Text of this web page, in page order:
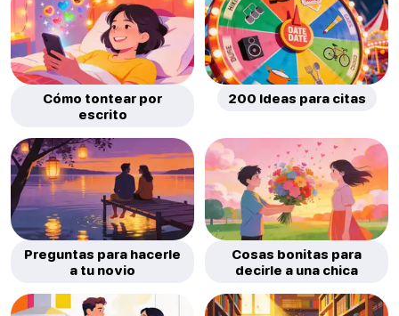
Cómo tontear por
escrito
200 Ideas para citas
Preguntas para hacerle
a tu novio
Cosas bonitas para
decirle a una chica